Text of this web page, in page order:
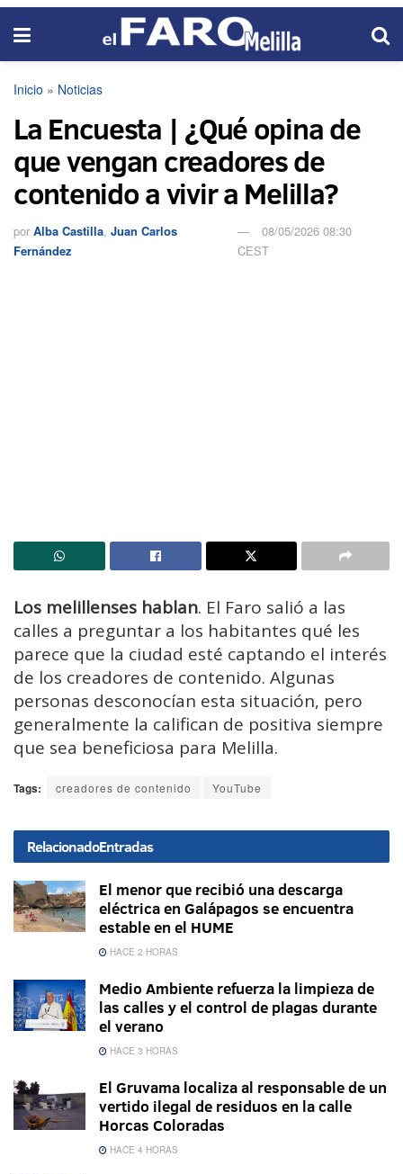
Inicio » Noticias
La Encuesta | ¿Qué opina de
que vengan creadores de
contenido a vivir a Melilla?
por Alba Castilla, Juan Carlos
Fernández
08/05/2026 08:30
CEST
Los melillenses hablan. El Faro salió a las
calles a preguntar a los habitantes qué les
parece que la ciudad esté captando el interés
de los creadores de contenido. Algunas
personas desconocían esta situación, pero
generalmente la califican de positiva siempre
que sea beneficiosa para Melilla.
Tags: creadores de contenido YouTube
RelacionadoEntradas
El menor que recibió una descarga
eléctrica en Galápagos se encuentra
estable en el HUME
HACE 2 HORAS
Medio Ambiente refuerza la limpieza de
las calles y el control de plagas durante
el verano
HACE 3 HORAS
El Gruvama localiza al responsable de un
vertido ilegal de residuos en la calle
Horcas Coloradas
HACE 4 HORAS